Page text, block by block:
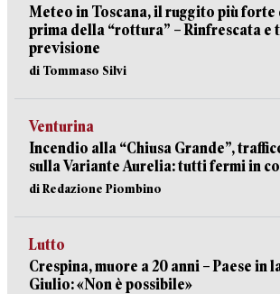
Meteo in Toscana, il ruggito più forte
prima della “rottura” – Rinfrescata e
previsione
di Tommaso Silvi
Venturina
Incendio alla “Chiusa Grande”,
sulla Variante Aurelia: tutti fermi in
di Redazione Piombino
Lutto
Crespina, muore a 20 anni – Paese in
Giulio: «Non è possibile»